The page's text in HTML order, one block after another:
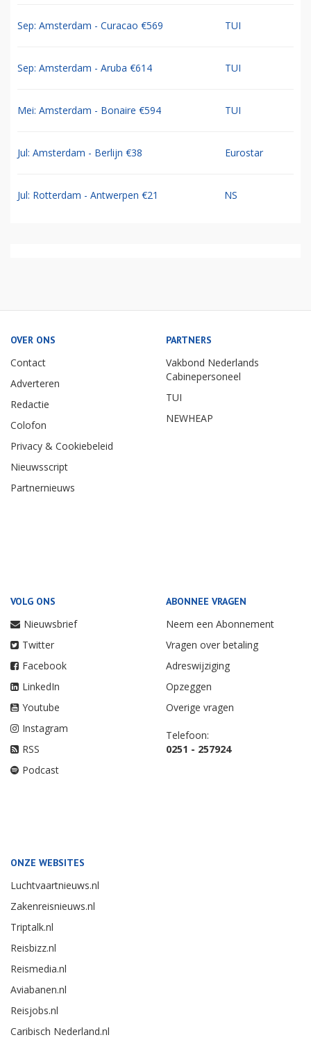
Sep: Amsterdam - Curacao €569 TUI
Sep: Amsterdam - Aruba €614 TUI
Mei: Amsterdam - Bonaire €594 TUI
Jul: Amsterdam - Berlijn €38 Eurostar
Jul: Rotterdam - Antwerpen €21 NS
OVER ONS
Contact
Adverteren
Redactie
Colofon
Privacy & Cookiebeleid
Nieuwsscript
Partnernieuws
PARTNERS
Vakbond Nederlands
Cabinepersoneel
TUI
NEWHEAP
VOLG ONS
Nieuwsbrief
Twitter
Facebook
LinkedIn
Youtube
Instagram
RSS
Podcast
ABONNEE VRAGEN
Neem een Abonnement
Vragen over betaling
Adreswijziging
Opzeggen
Overige vragen
Telefoon:
0251 - 257924
ONZE WEBSITES
Luchtvaartnieuws.nl
Zakenreisnieuws.nl
Triptalk.nl
Reisbizz.nl
Reismedia.nl
Aviabanen.nl
Reisjobs.nl
Caribisch Nederland.nl